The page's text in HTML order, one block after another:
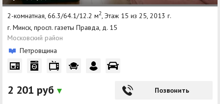
2-комнатная, 66.3/64.1/12.2 м2, Этаж 15 из 25, 2013 г.
г. Минск, просп. газеты Правда, д. 15
Московский район
Петровщина
2 201 руб Позвонить